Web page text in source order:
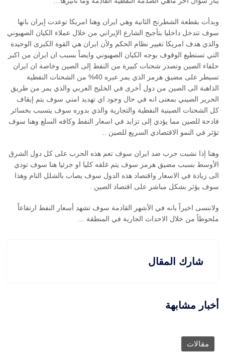
وبدأت بقطعة الشطرنج الثانية وهي ايران وهنا امريكا توعدت إيران بانها
سوف تتدخل داخليا بتأجيج الشارع الإيراني من خلال عملاء الكيان الصهيوني
والذي هدف امريكا تغيير نظام الحكم ولأن ايران هي القوة الكبرى الوحيدة
التي تستطيع الوقوف بوجه الكيان الصهيوني وايضاً بسبب ان ايران من اكبر
حلفاء الصين وتصدر شحنات كبيرة من النفط إلى الصين وخاصة ان ايران
تسيطر على مضيق هرمز الذي يمر عبره ‎%‎40 من الشحنات النفطية
الذاهبة الى الصين من دول أخرى في الخليج العربي والذي يمر من طريق
الحرير الصيني بمعنى انه في حال وجود اي تهديد امني سوف يتم إيقاف
كل الشحنات الصينية النفطية والتجارية والذي بدوره سوف يتسبب بخسائر
فادحة للصين مما يؤدي إلى تزايد في اسعار النفط وكافه السلع وهنا سوف
تؤثر في النمو الاقتصادي السريع للصين ..
وهنا إذا نشبت حرب ضد ايران سوف تعم هذه الحرب على كل دول الشرق
الأوسط بسبب مضيق هرمز سوف يتم غلقه كليا او جزئيا هنا سوف تودي
الى زيادة في الاسعار واقتصاد هذه الدول سوف يصاب بالشلل التام وهذا
سوف يؤثر بشكل مباشر على اقتصاد الصين .
ولاننسى اخيراً بانه في الأشهر القادمة سوف تشهد أسعار النفط ارتفاعاً
ملحوظاً من خلال الاحداث الجارية في المنطقة …
شارك المقال
أخبار مشابهة
مقالات